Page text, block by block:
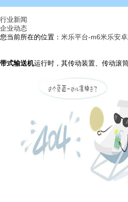
行业新闻
企业动态
您当前所在的位置： 米乐平台-m6米乐安
带式输送机运行时，其传动装置、传动滚